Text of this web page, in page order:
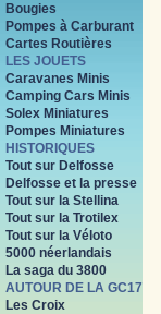
Bougies
Pompes à Carburant
Cartes Routières
LES JOUETS
Caravanes Minis
Camping Cars Minis
Solex Miniatures
Pompes Miniatures
HISTORIQUES
Tout sur Delfosse
Delfosse et la presse
Tout sur la Stellina
Tout sur la Trotilex
Tout sur la Véloto
5000 néerlandais
La saga du 3800
AUTOUR DE LA GC17
Les Croix